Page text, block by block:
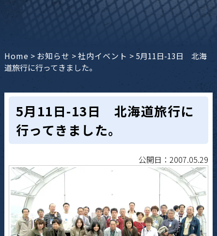
Home > お知らせ >社内イベント > 5月11日-13日 北海
道旅行に行ってきました。
5月11日-13日 北海道旅行に
行ってきました。
公開日：2007.05.29